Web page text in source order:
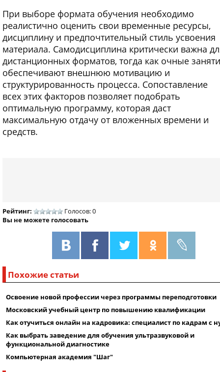
При выборе формата обучения необходимо
реалистично оценить свои временные ресурсы,
дисциплину и предпочтительный стиль усвоения
материала. Самодисциплина критически важна
дистанционных форматов, тогда как очные
обеспечивают внешнюю мотивацию и
структурированность процесса. Сопоставление
всех этих факторов позволяет подобрать
оптимальную программу, которая даст
максимальную отдачу от вложенных времени и
средств.
Рейтинг:
Голосов: 0
Вы не можете голосовать
Похожие статьи
Освоение новой профессии через программы переподготовки
Московский учебный центр по повышению квалификации
Как отучиться онлайн на кадровика: специалист по кадрам с
Как выбрать заведение для обучения ультразвуковой и
функциональной диагностике
Компьютерная академия "Шаг"